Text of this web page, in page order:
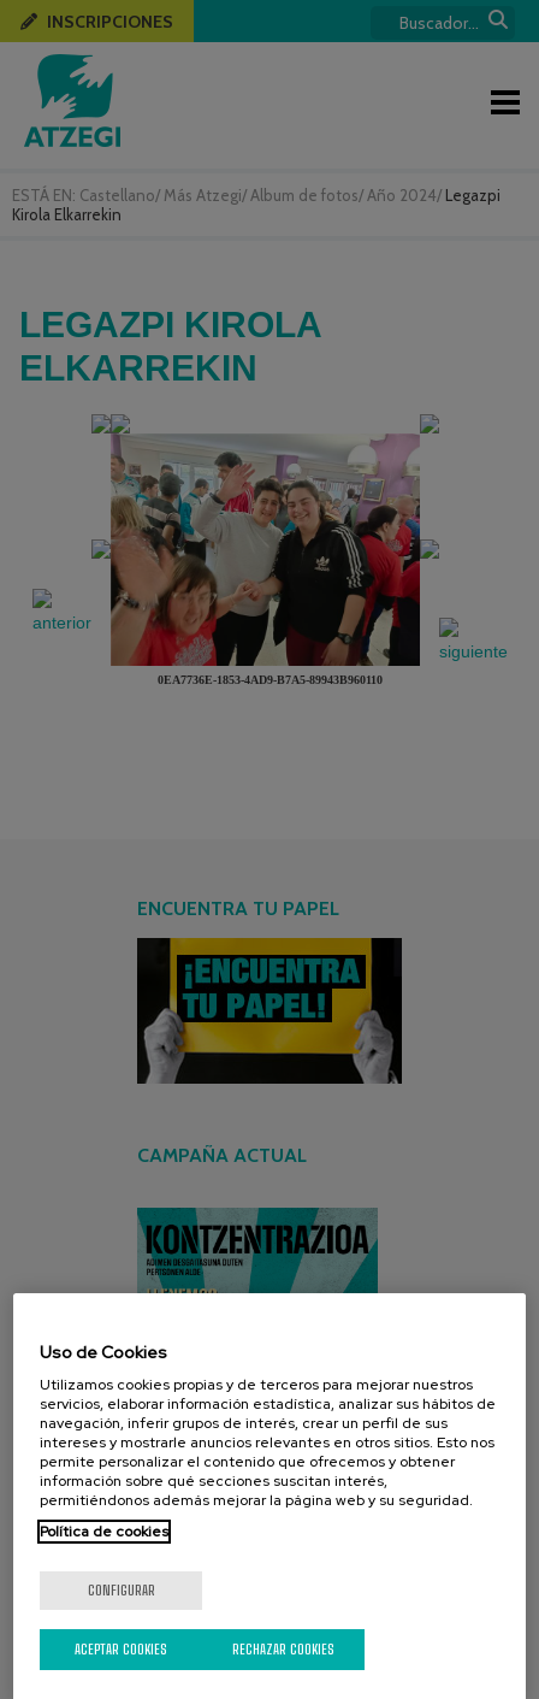
ESTÁ EN: Castellano/ Más Atzegi/ Album de fotos/ Año 2024/ Legazpi
Kirola Elkarrekin
INSCRIPCIONES
LEGAZPI KIROLA
ELKARREKIN
0EA7736E-1853-4AD9-B7A5-89943B960110
ENCUENTRA TU PAPEL
CAMPAÑA ACTUAL
Uso de Cookies
Utilizamos cookies propias y de terceros para mejorar nuestros
servicios, elaborar información estadística, analizar sus hábitos de
navegación, inferir grupos de interés, crear un perfil de sus
intereses y mostrarle anuncios relevantes en otros sitios. Esto nos
permite personalizar el contenido que ofrecemos y obtener
información sobre qué secciones suscitan interés,
permitiéndonos además mejorar la página web y su seguridad.
Política de cookies
CONFIGURAR
RECHAZAR COOKIES
ACEPTAR COOKIES